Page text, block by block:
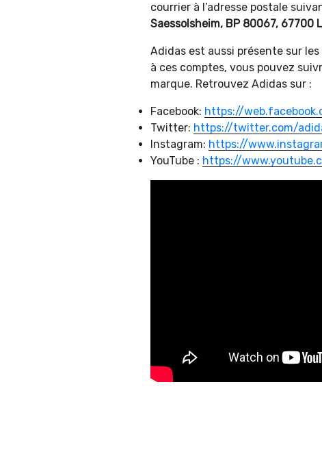
courrier à l’adresse postale
Saessolsheim, BP 80067, 67700
Adidas est aussi présente sur
à ces comptes, vous pouvez
marque. Retrouvez Adidas sur :
Facebook: https://
Twitter: https://twitter.com/
Instagram: https://
YouTube : https://